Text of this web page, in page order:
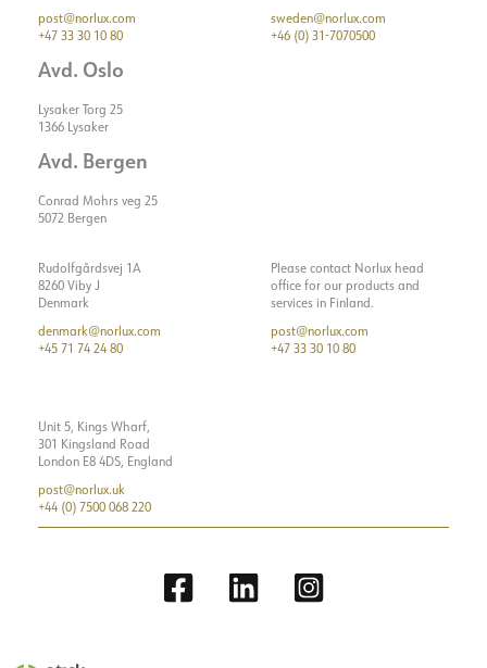
post@norlux.com
+47 33 30 10 80
Avd. Oslo
Lysaker Torg 25
1366 Lysaker
Avd. Bergen
Conrad Mohrs veg 25
5072 Bergen
sweden@norlux.com
+46 (0) 31-7070500
Rudolfgårdsvej 1A
8260 Viby J
Denmark
denmark@norlux.com
+45 71 74 24 80
Please contact Norlux head
office for our products and
services in Finland.
post@norlux.com
+47 33 30 10 80
Unit 5, Kings Wharf,
301 Kingsland Road
London E8 4DS, England
post@norlux.uk
+44 (0) 7500 068 220